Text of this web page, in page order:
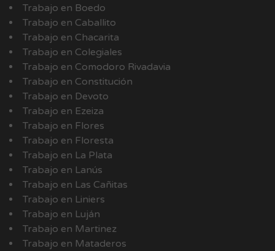
Trabajo en Boedo
Trabajo en Caballito
Trabajo en Chacarita
Trabajo en Colegiales
Trabajo en Comodoro Rivadavia
Trabajo en Constitución
Trabajo en Devoto
Trabajo en Ezeiza
Trabajo en Flores
Trabajo en Floresta
Trabajo en La Plata
Trabajo en Lanús
Trabajo en Las Cañitas
Trabajo en Liniers
Trabajo en Luján
Trabajo en Martinez
Trabajo en Mataderos